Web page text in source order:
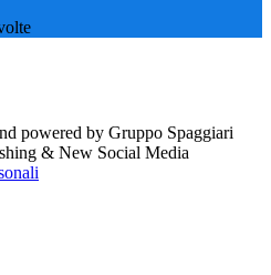
powered by Gruppo Spaggiari
& New Social Media